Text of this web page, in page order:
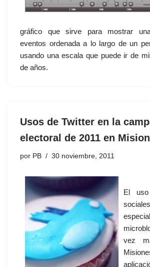
gráfico que sirve para mostrar
eventos ordenada a lo largo de un
usando una escala que puede ir de
de años.
Usos de Twitter en la
electoral de 2011 en
por PB 30 noviembre, 2011
El
vez